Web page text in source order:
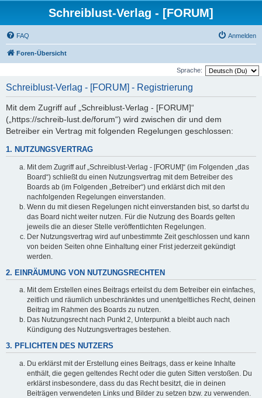
Schreiblust-Verlag - [FORUM]
FAQ Anmelden
Foren-Übersicht
Sprache:
Schreiblust-Verlag - [FORUM] - Registrierung
Mit dem Zugriff auf „Schreiblust-Verlag - [FORUM]“
(„https://schreib-lust.de/forum“) wird zwischen dir und dem
Betreiber ein Vertrag mit folgenden Regelungen geschlossen:
1. NUTZUNGSVERTRAG
Mit dem Zugriff auf „Schreiblust-Verlag - [FORUM]“ (im Folgenden „das
Board“) schließt du einen Nutzungsvertrag mit dem Betreiber des
Boards ab (im Folgenden „Betreiber“) und erklärst dich mit den
nachfolgenden Regelungen einverstanden.
Wenn du mit diesen Regelungen nicht einverstanden bist, so darfst du
das Board nicht weiter nutzen. Für die Nutzung des Boards gelten
jeweils die an dieser Stelle veröffentlichten Regelungen.
Der Nutzungsvertrag wird auf unbestimmte Zeit geschlossen und kann
von beiden Seiten ohne Einhaltung einer Frist jederzeit gekündigt
werden.
2. EINRÄUMUNG VON NUTZUNGSRECHTEN
Mit dem Erstellen eines Beitrags erteilst du dem Betreiber ein einfaches,
zeitlich und räumlich unbeschränktes und unentgeltliches Recht, deinen
Beitrag im Rahmen des Boards zu nutzen.
Das Nutzungsrecht nach Punkt 2, Unterpunkt a bleibt auch nach
Kündigung des Nutzungsvertrages bestehen.
3. PFLICHTEN DES NUTZERS
Du erklärst mit der Erstellung eines Beitrags, dass er keine Inhalte
enthält, die gegen geltendes Recht oder die guten Sitten verstoßen. Du
erklärst insbesondere, dass du das Recht besitzt, die in deinen
Beiträgen verwendeten Links und Bilder zu setzen bzw. zu verwenden.